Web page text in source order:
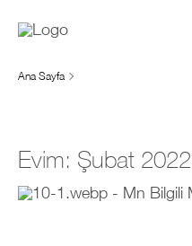
Ana Sayfa
Evim: Şubat 2022